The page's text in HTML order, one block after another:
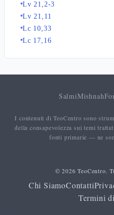
Lv 21,2-3
Lv 21,11
Lc 10,33
Lc 17,16
SalmiMishnah
I contenuti di TeoCentro sono
della consapevolezza sui temi
fonti primarie — ne
© 2026 TeoCentro.
Chi SiamoContatti
Termini